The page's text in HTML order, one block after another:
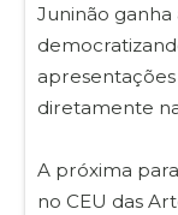
Juninão
apresentações
diretamente
A próxima
no CEU das